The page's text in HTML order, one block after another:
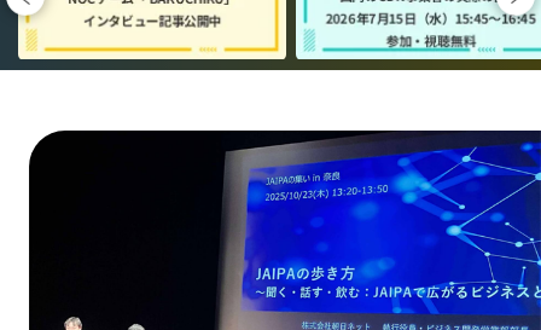
ABOUT US
事業紹介
Jストリーム・技術の歴史
キャリア形成